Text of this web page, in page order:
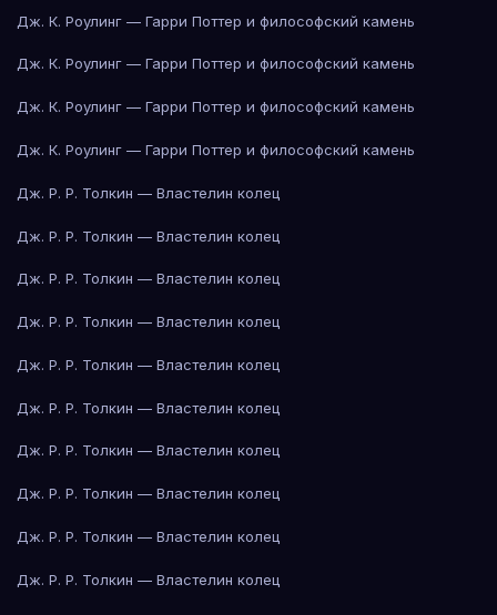
Дж. К. Роулинг — Гарри Поттер и философский камень
Дж. К. Роулинг — Гарри Поттер и философский камень
Дж. К. Роулинг — Гарри Поттер и философский камень
Дж. К. Роулинг — Гарри Поттер и философский камень
Дж. Р. Р. Толкин — Властелин колец
Дж. Р. Р. Толкин — Властелин колец
Дж. Р. Р. Толкин — Властелин колец
Дж. Р. Р. Толкин — Властелин колец
Дж. Р. Р. Толкин — Властелин колец
Дж. Р. Р. Толкин — Властелин колец
Дж. Р. Р. Толкин — Властелин колец
Дж. Р. Р. Толкин — Властелин колец
Дж. Р. Р. Толкин — Властелин колец
Дж. Р. Р. Толкин — Властелин колец